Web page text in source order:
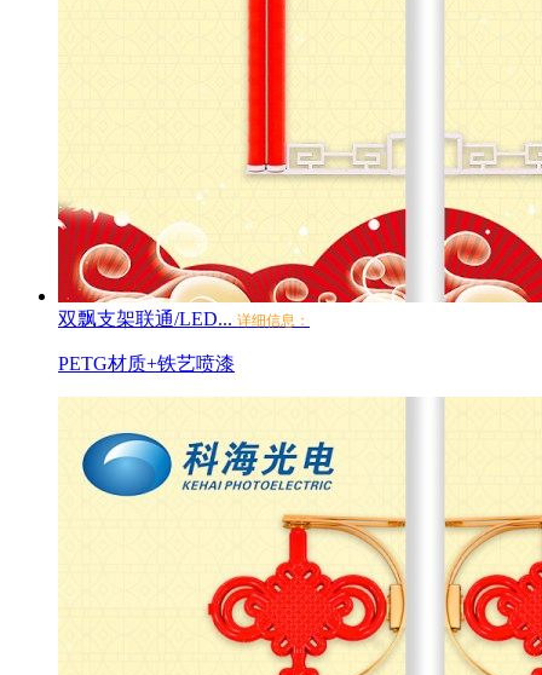
双飘支架联通/LED... 详细信息：
PETG材质+铁艺喷漆